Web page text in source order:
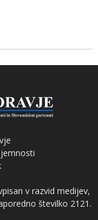
v razvid medijev,
številko 2121.